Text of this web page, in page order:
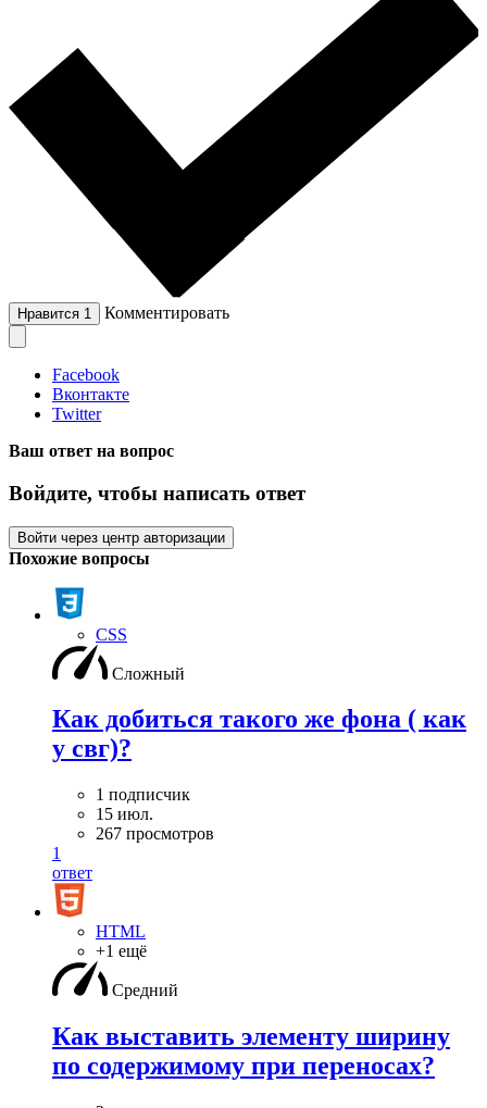
Нравится 1 Комментировать
Facebook
Вконтакте
Twitter
Ваш ответ на вопрос
Войдите, чтобы написать ответ
Войти через центр авторизации
Похожие вопросы
CSS
Сложный
Как добиться такого же фона ( как
у свг)?
1 подписчик
15 июл.
267 просмотров
1
ответ
HTML
+1 ещё
Средний
Как выставить элементу ширину
по содержимому при переносах?